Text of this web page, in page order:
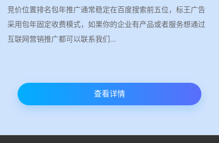
竞价位置排名包年推广通常稳定在百度搜索前五位，标王广告
采用包年固定收费模式，如果你的企业有产品或者服务想通过
互联网营销推广都可以联系我们...
查看详情